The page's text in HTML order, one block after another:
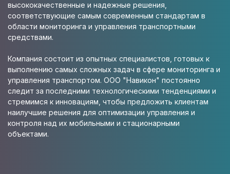
высококачественные и надежные решения,
соответствующие самым современным стандартам в
области мониторинга и управления транспортными
средствами.
Компания состоит из опытных специалистов, готовых к
выполнению самых сложных задач в сфере мониторинга и
управления транспортом. ООО "Навикон" постоянно
следит за последними технологическими тенденциями и
стремимся к инновациям, чтобы предложить клиентам
наилучшие решения для оптимизации управления и
контроля над их мобильными и стационарными
объектами.